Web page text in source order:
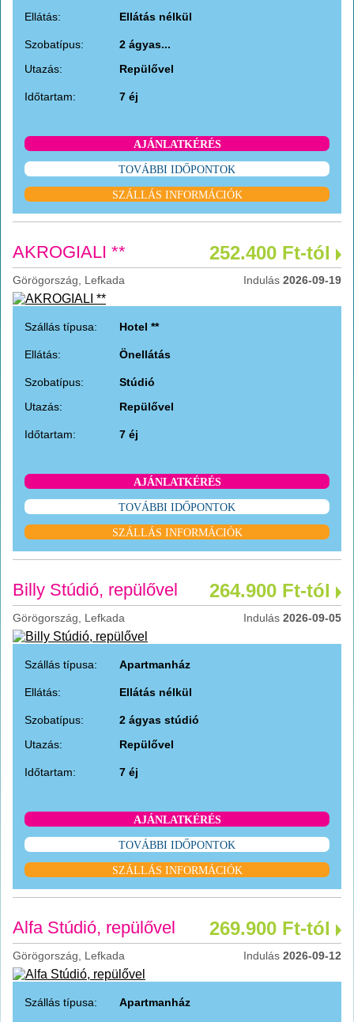
Ellátás: Ellátás nélkül
Szobatípus:
2 ágyas...
Utazás:
Repülővel
Időtartam: 7 éj
AJÁNLATKÉRÉS
TOVÁBBI IDŐPONTOK
SZÁLLÁS INFORMÁCIÓK
AKROGIALI ** 252.400 Ft-tól
Görögország, Lefkada Indulás 2026-09-19
Szállás típusa: Hotel **
Ellátás: Önellátás
Szobatípus:
Stúdió
Utazás:
Repülővel
Időtartam: 7 éj
AJÁNLATKÉRÉS
TOVÁBBI IDŐPONTOK
SZÁLLÁS INFORMÁCIÓK
Billy Stúdió, repülővel 264.900 Ft-tól
Görögország, Lefkada Indulás 2026-09-05
Szállás típusa: Apartmanház
Ellátás: Ellátás nélkül
Szobatípus:
2 ágyas stúdió
Utazás:
Repülővel
Időtartam: 7 éj
AJÁNLATKÉRÉS
TOVÁBBI IDŐPONTOK
SZÁLLÁS INFORMÁCIÓK
Alfa Stúdió, repülővel 269.900 Ft-tól
Görögország, Lefkada Indulás 2026-09-12
Szállás típusa: Apartmanház